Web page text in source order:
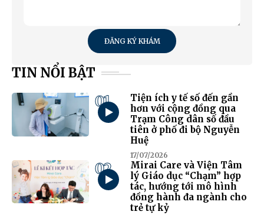
ĐĂNG KÝ KHÁM
TIN NỔI BẬT
01
Tiện ích y tế số đến gần
hơn với cộng đồng qua
Trạm Công dân số đầu
tiên ở phố đi bộ Nguyễn
Huệ
17/07/2026
02
Mirai Care và Viện Tâm
lý Giáo dục “Chạm” hợp
tác, hướng tới mô hình
đồng hành đa ngành cho
trẻ tự kỷ